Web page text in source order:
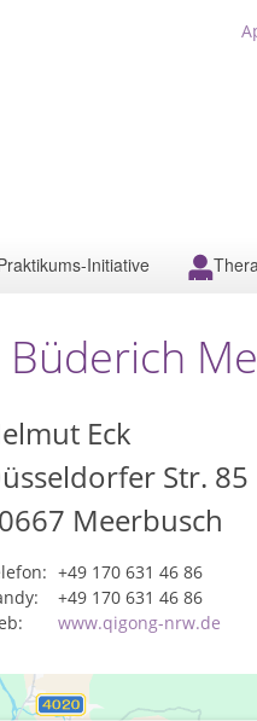
Initiative
Eck
Str. 85
Meerbusch
+49 170 631 46 86
+49 170 631 46 86
www.qigong-nrw.de